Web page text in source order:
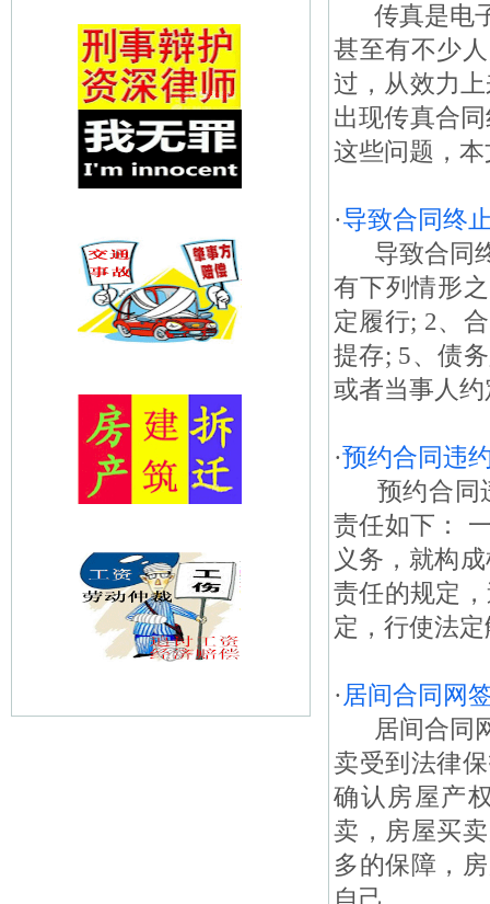
传真是电子
甚至有不少
过，从效力
出现传真合
这些问题，
·导致合同终
导致合同终
有下列情形
定履行; 2、
提存; 5、债
或者当事人
·预约合同违
预约合同
责任如下：
义务，就构
责任的规定
定，行使法
·居间合同网
居间合同网
卖受到法律
确认房屋产
卖，房屋买
多的保障，